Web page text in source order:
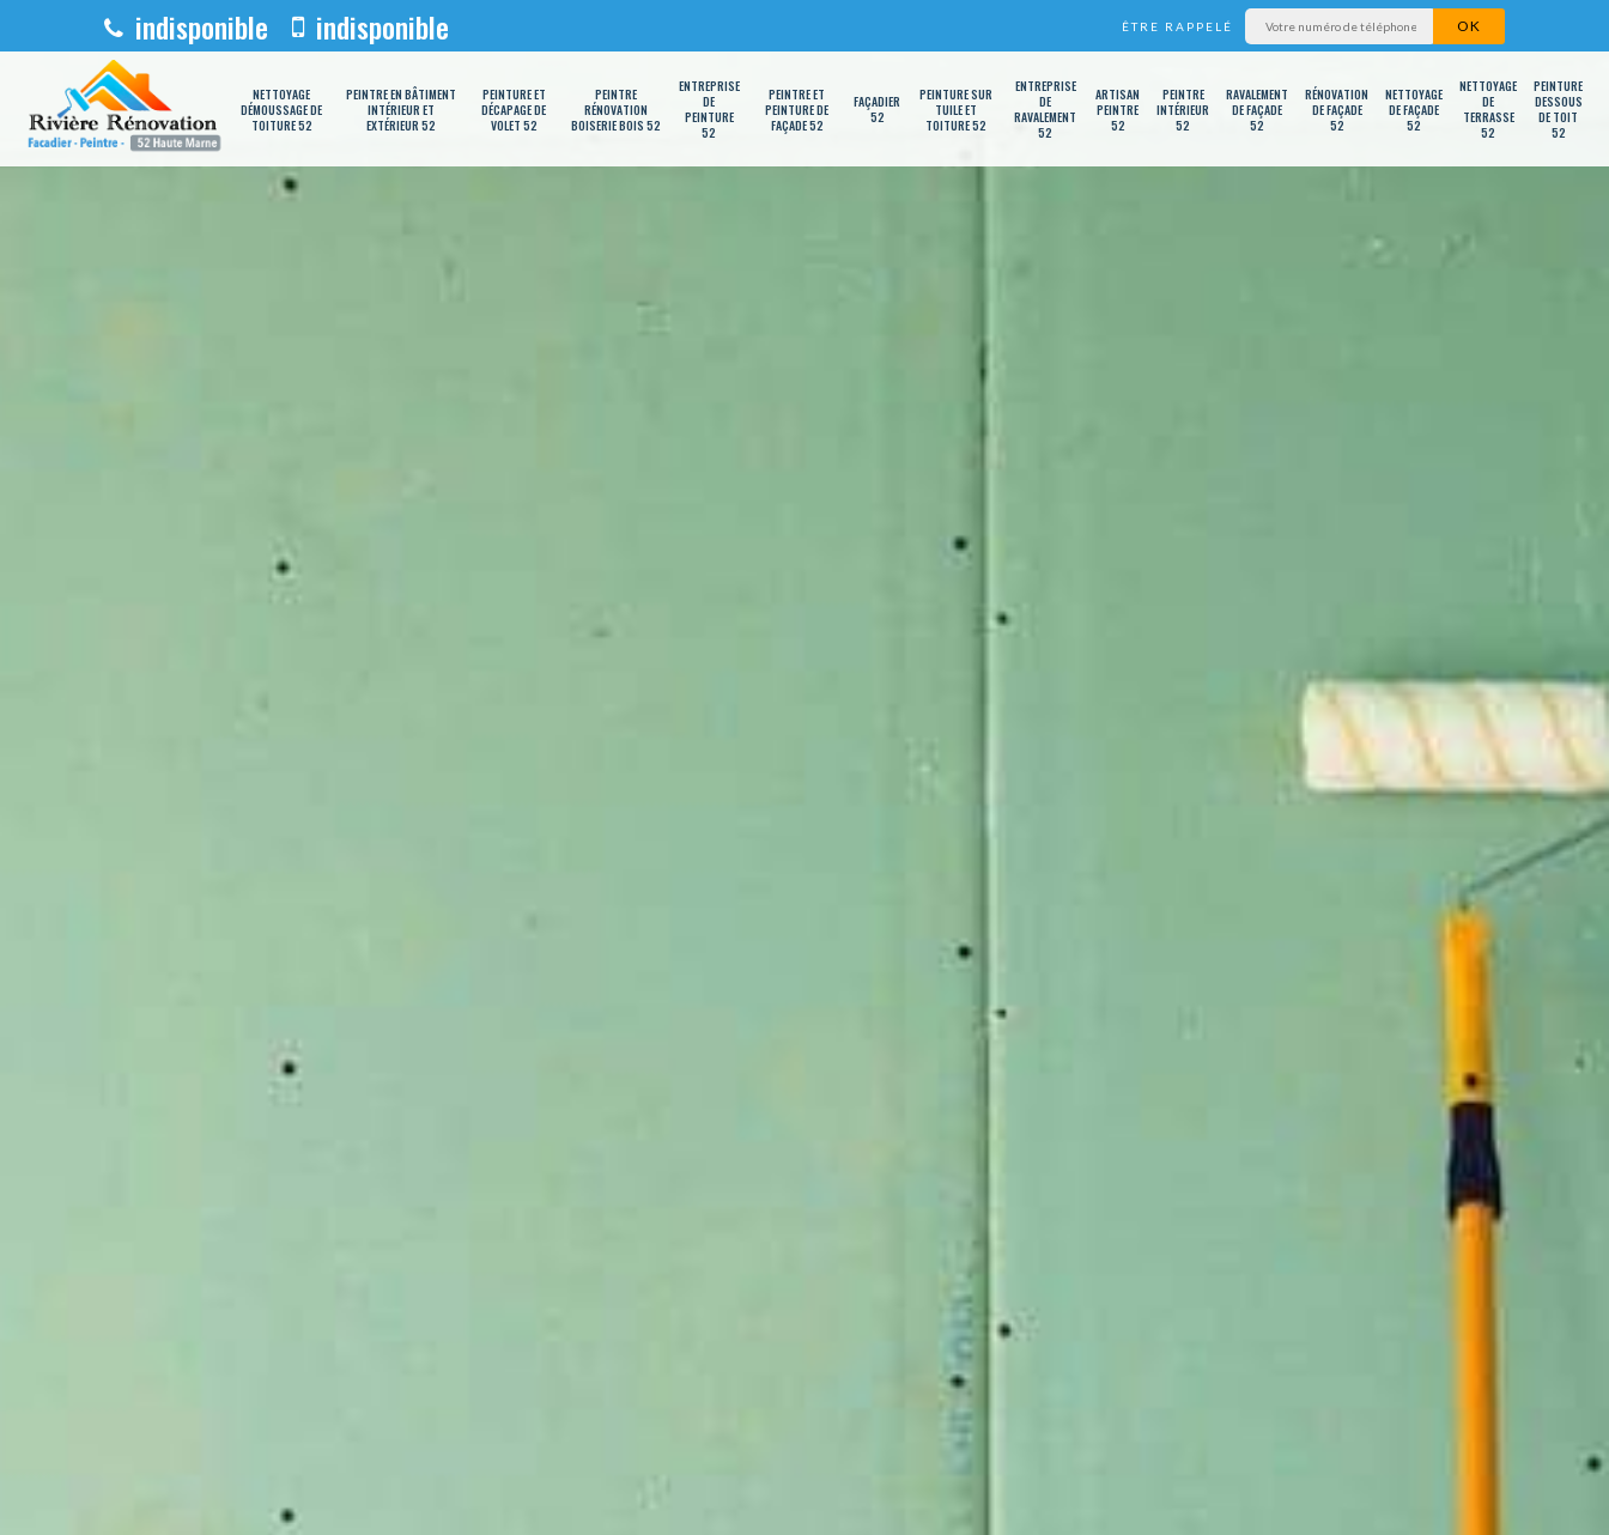
indisponible indisponible ÊTRE RAPPELÉ
NETTOYAGE
DÉMOUSSAGE DE
TOITURE 52
PEINTRE EN BÂTIMENT
INTÉRIEUR ET
EXTÉRIEUR 52
PEINTURE ET
DÉCAPAGE DE
VOLET 52
PEINTRE
RÉNOVATION
BOISERIE BOIS 52
ENTREPRISE
DE
PEINTURE
52
PEINTRE ET
PEINTURE DE
FAÇADE 52
FAÇADIER
52
PEINTURE SUR
TUILE ET
TOITURE 52
ENTREPRISE
DE
RAVALEMENT
52
ARTISAN
PEINTRE
52
PEINTRE
INTÉRIEUR
52
RAVALEMENT
DE FAÇADE
52
RÉNOVATION
DE FAÇADE
52
NETTOYAGE
DE FAÇADE
52
NETTOYAGE
DE
TERRASSE
52
PEINTURE
DESSOUS
DE TOIT
52